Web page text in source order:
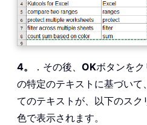
        xStr
=
With xRg.
.Font
For
Next
End With
Next
4。 ．その後、 OKボタンを
の特定のテキストに基づい
てのテキストが、以下のス
色で表示されます。